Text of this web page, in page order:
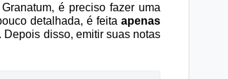
é preciso fazer uma
detalhada, é feitaapenas
. Depois disso, emitir suas notas